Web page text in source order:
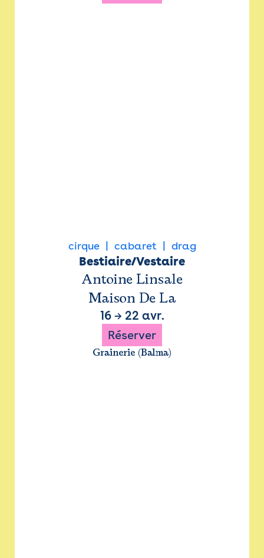
cirque cabaret drag
Bestiaire/Vestaire
Antoine Linsale
Maison De La
16→ 22 avr.
Réserver
Grainerie (Balma)